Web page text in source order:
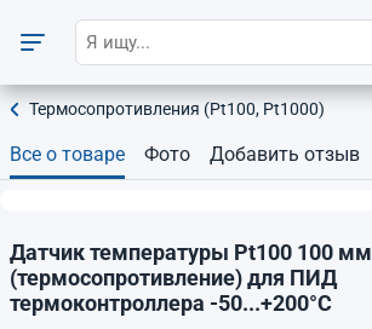
Термосопротивления (Pt100, Pt1000)
Все о товаре Фото Добавить отзыв
Датчик температуры Pt100 100 мм
(термосопротивление) для ПИД
термоконтроллера -50...+200°C